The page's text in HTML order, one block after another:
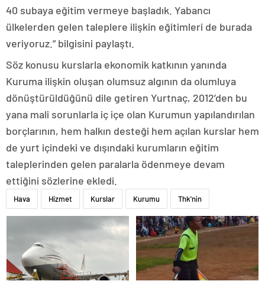
40 subaya eğitim vermeye başladık. Yabancı
ülkelerden gelen taleplere ilişkin eğitimleri de burada
veriyoruz.” bilgisini paylaştı.
Söz konusu kurslarla ekonomik katkının yanında
Kuruma ilişkin oluşan olumsuz algının da olumluya
dönüştürüldüğünü dile getiren Yurtnaç, 2012’den bu
yana mali sorunlarla iç içe olan Kurumun yapılandırılan
borçlarının, hem halkın desteği hem açılan kurslar hem
de yurt içindeki ve dışındaki kurumların eğitim
taleplerinden gelen paralarla ödenmeye devam
ettiğini sözlerine ekledi.
Hava Hizmet Kurslar Kurumu Thk'nin